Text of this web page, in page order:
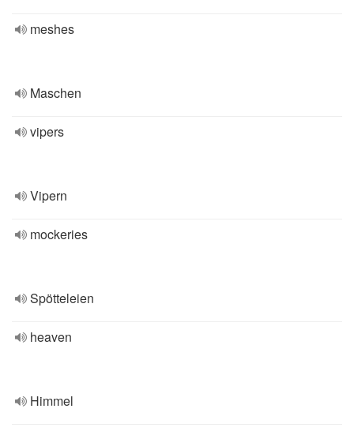
meshes
Maschen
vipers
Vipern
mockeries
Spötteleien
heaven
Himmel